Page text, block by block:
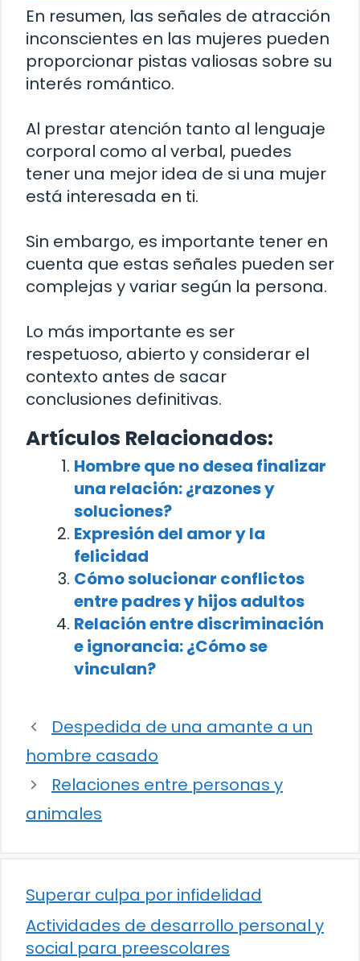
En resumen, las señales de atracción
inconscientes en las mujeres pueden
proporcionar pistas valiosas sobre su
interés romántico.
Al prestar atención tanto al lenguaje
corporal como al verbal, puedes
tener una mejor idea de si una mujer
está interesada en ti.
Sin embargo, es importante tener en
cuenta que estas señales pueden ser
complejas y variar según la persona.
Lo más importante es ser
respetuoso, abierto y considerar el
contexto antes de sacar
conclusiones definitivas.
Artículos Relacionados:
Hombre que no desea finalizar
una relación: ¿razones y
soluciones?
Expresión del amor y la
felicidad
Cómo solucionar conflictos
entre padres y hijos adultos
Relación entre discriminación
e ignorancia: ¿Cómo se
vinculan?
Despedida de una amante a un
hombre casado
Relaciones entre personas y
animales
Superar culpa por infidelidad
Actividades de desarrollo personal y
social para preescolares